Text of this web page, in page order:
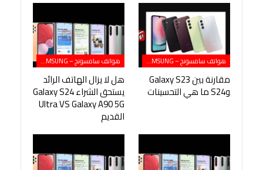
هواتف سامسونج – SAMSUNG
مقارنة بين Galaxy S23
وS24 ما هي التحسينات
هواتف سامسونج – SAMSUNG
هل لا يزال الهاتف الرائد
يستحق الشراء Galaxy S24
Ultra VS Galaxy A90 5G
القديم